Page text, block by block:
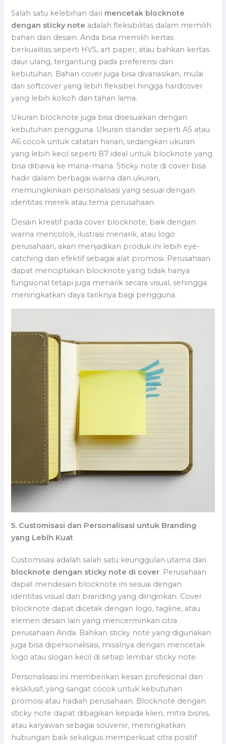
Salah satu kelebihan dari mencetak blocknote
dengan sticky note adalah fleksibilitas dalam memilih
bahan dan desain. Anda bisa memilih kertas
berkualitas seperti HVS, art paper, atau bahkan kertas
daur ulang, tergantung pada preferensi dan
kebutuhan. Bahan cover juga bisa divariasikan, mulai
dari softcover yang lebih fleksibel hingga hardcover
yang lebih kokoh dan tahan lama.
Ukuran blocknote juga bisa disesuaikan dengan
kebutuhan pengguna. Ukuran standar seperti A5 atau
A6 cocok untuk catatan harian, sedangkan ukuran
yang lebih kecil seperti B7 ideal untuk blocknote yang
bisa dibawa ke mana-mana. Sticky note di cover bisa
hadir dalam berbagai warna dan ukuran,
memungkinkan personalisasi yang sesuai dengan
identitas merek atau tema perusahaan.
Desain kreatif pada cover blocknote, baik dengan
warna mencolok, ilustrasi menarik, atau logo
perusahaan, akan menjadikan produk ini lebih eye-
catching dan efektif sebagai alat promosi. Perusahaan
dapat menciptakan blocknote yang tidak hanya
fungsional tetapi juga menarik secara visual, sehingga
meningkatkan daya tariknya bagi pengguna.
5. Customisasi dan Personalisasi untuk Branding
yang Lebih Kuat
Customisasi adalah salah satu keunggulan utama dari
blocknote dengan sticky note di cover. Perusahaan
dapat mendesain blocknote ini sesuai dengan
identitas visual dan branding yang diinginkan. Cover
blocknote dapat dicetak dengan logo, tagline, atau
elemen desain lain yang mencerminkan citra
perusahaan Anda. Bahkan sticky note yang digunakan
juga bisa dipersonalisasi, misalnya dengan mencetak
logo atau slogan kecil di setiap lembar sticky note.
Personalisasi ini memberikan kesan profesional dan
eksklusif, yang sangat cocok untuk kebutuhan
promosi atau hadiah perusahaan. Blocknote dengan
sticky note dapat dibagikan kepada klien, mitra bisnis,
atau karyawan sebagai souvenir, meningkatkan
hubungan baik sekaligus memperkuat citra positif